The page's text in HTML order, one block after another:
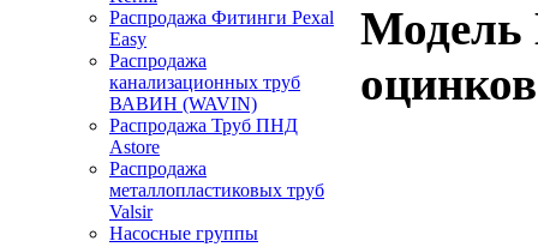
Распродажа Фитинги Pexal
Easy
Распродажа
канализационных труб
ВАВИН (WAVIN)
Распродажа Труб ПНД
Astore
Распродажа
металлопластиковых труб
Valsir
Насосные группы
Модель